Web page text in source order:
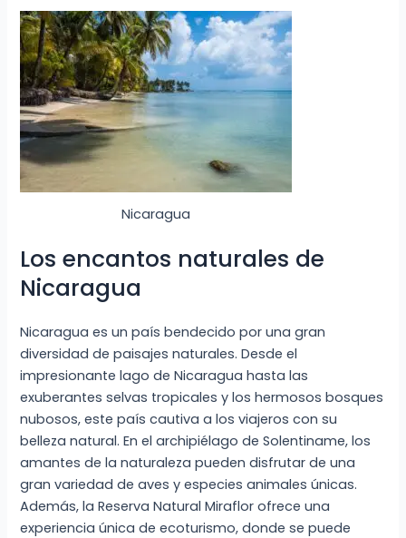
Nicaragua
Los encantos naturales de
Nicaragua
Nicaragua es un país bendecido por una gran
diversidad de paisajes naturales. Desde el
impresionante lago de Nicaragua hasta las
exuberantes selvas tropicales y los hermosos bosques
nubosos, este país cautiva a los viajeros con su
belleza natural. En el archipiélago de Solentiname, los
amantes de la naturaleza pueden disfrutar de una
gran variedad de aves y especies animales únicas.
Además, la Reserva Natural Miraflor ofrece una
experiencia única de ecoturismo, donde se puede